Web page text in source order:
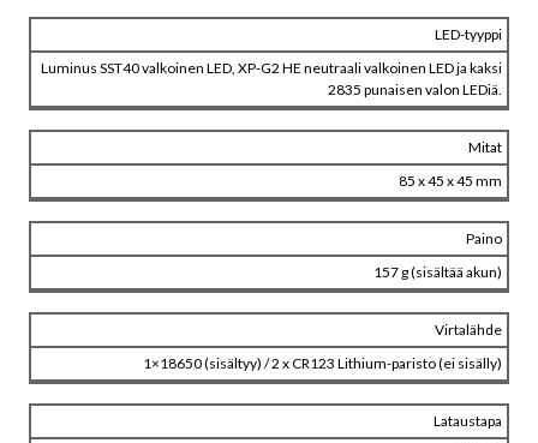
LED-tyyppi
Luminus SST40 valkoinen LED, XP-G2 HE neutraali valkoinen LED ja kaksi
2835 punaisen valon LEDiä.
Mitat
85 x 45 x 45 mm
Paino
157 g (sisältää akun)
Virtalähde
1×18650 (sisältyy) / 2 x CR123 Lithium-paristo (ei sisälly)
Lataustapa